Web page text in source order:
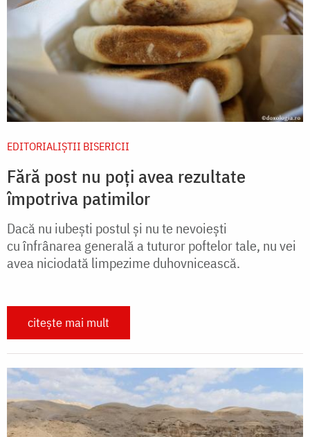
EDITORIALIȘTII BISERICII
Fără post nu poți avea rezultate
împotriva patimilor
Dacă nu iubești postul și nu te nevoiești
cu înfrânarea generală a tuturor poftelor tale, nu vei
avea niciodată limpezime duhovnicească.
citește mai mult